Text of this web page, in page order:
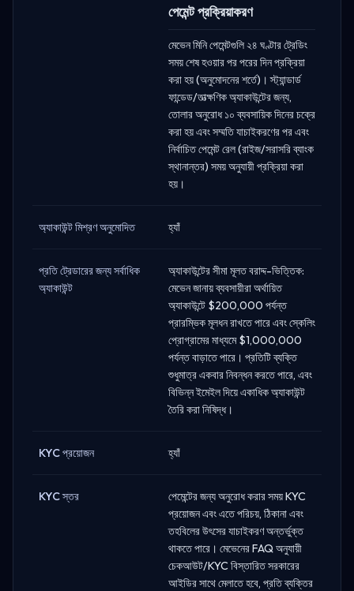
পেমেন্ট প্রক্রিয়াকরণ
মেভেন মিনি পেমেন্টগুলি ২৪ ঘণ্টার ট্রেডিং
সময় শেষ হওয়ার পর পরের দিন প্রক্রিয়া
করা হয় (অনুমোদনের শর্তে)। স্ট্যান্ডার্ড
ফান্ডেড/তাত্ক্ষণিক অ্যাকাউন্টের জন্য,
তোলার অনুরোধ ১০ ব্যবসায়িক দিনের চক্রে
করা হয় এবং সম্মতি যাচাইকরণের পর এবং
নির্বাচিত পেমেন্ট রেল (রাইজ/সরাসরি ব্যাংক
স্থানান্তর) সময় অনুযায়ী প্রক্রিয়া করা
হয়।
অ্যাকাউন্ট মিশ্রণ অনুমোদিত হ্যাঁ
প্রতি ট্রেডারের জন্য সর্বাধিক
অ্যাকাউন্ট
অ্যাকাউন্টের সীমা মূলত বরাদ্দ-ভিত্তিক:
মেভেন জানায় ব্যবসায়ীরা অর্থায়িত
অ্যাকাউন্টে $200,000 পর্যন্ত
প্রারম্ভিক মূলধন রাখতে পারে এবং স্কেলিং
প্রোগ্রামের মাধ্যমে $1,000,000
পর্যন্ত বাড়াতে পারে। প্রতিটি ব্যক্তি
শুধুমাত্র একবার নিবন্ধন করতে পারে, এবং
বিভিন্ন ইমেইল দিয়ে একাধিক অ্যাকাউন্ট
তৈরি করা নিষিদ্ধ।
KYC প্রয়োজন হ্যাঁ
KYC স্তর
পেমেন্টের জন্য অনুরোধ করার সময় KYC
প্রয়োজন এবং এতে পরিচয়, ঠিকানা এবং
তহবিলের উৎসের যাচাইকরণ অন্তর্ভুক্ত
থাকতে পারে। মেভেনের FAQ অনুযায়ী
চেকআউট/KYC বিস্তারিত সরকারের
আইডির সাথে মেলাতে হবে, প্রতি ব্যক্তির